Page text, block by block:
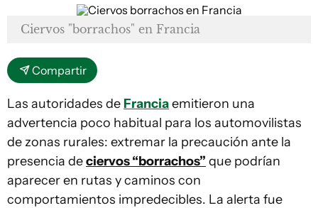
Ciervos "borrachos" en Francia
Compartir
Las autoridades deFranciaemitieron una
advertencia poco habitual para los automovilistas
de zonas rurales: extremar la precaución ante la
presencia deciervos “borrachos” que podrían
aparecer en rutas y caminos con
comportamientos impredecibles. La alerta fue